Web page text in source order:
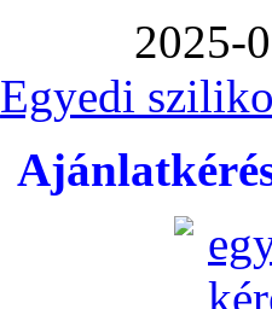
2025-
Egyedi